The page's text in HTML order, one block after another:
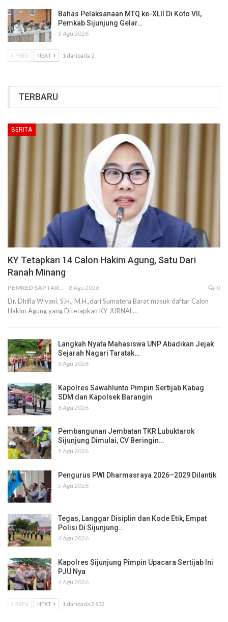
Bahas Pelaksanaan MTQ ke-XLII Di Koto VII,
Pemkab Sijunjung Gelar…
3 Agu 2026
PREV NEXT 1 daripada 2
TERBARU
BERITA
KY Tetapkan 14 Calon Hakim Agung, Satu Dari
Ranah Minang
PEMRED SAPTARIUS 8 Agu 2026 0
Dr. Dhifla Wiyani, S.H., M.H.,dari Sumatera Barat masuk daftar Calon
Hakim Agung yang Ditetapkan KY JURNAL…
Langkah Nyata Mahasiswa UNP Abadikan Jejak
Sejarah Nagari Taratak…
8 Agu 2026
Kapolres Sawahlunto Pimpin Sertijab Kabag
SDM dan Kapolsek Barangin
6 Agu 2026
Pembangunan Jembatan TKR Lubuktarok
Sijunjung Dimulai, CV Beringin…
5 Agu 2026
Pengurus PWI Dharmasraya 2026–2029 Dilantik
5 Agu 2026
Tegas, Langgar Disiplin dan Kode Etik, Empat
Polisi Di Sijunjung…
4 Agu 2026
Kapolres Sijunjung Pimpin Upacara Sertijab Ini
PJU Nya
4 Agu 2026
PREV NEXT 1 daripada 2,632